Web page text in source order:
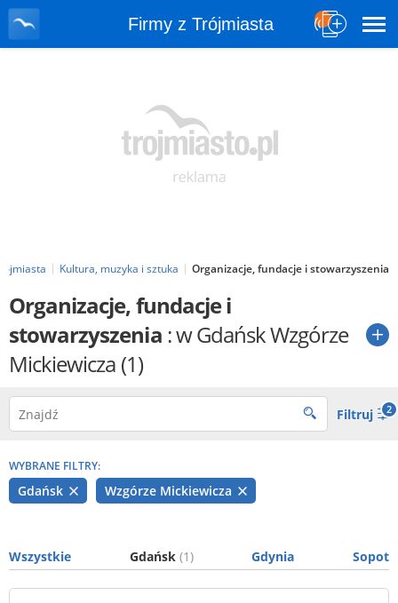
Firmy z Trójmiasta
Kultura, muzyka i sztuka Organizacje, fundacje i stowarzyszenia
Organizacje, fundacje i
stowarzyszenia : w Gdańsk Wzgórze
Mickiewicza (1)
Filtruj 2
WYBRANE FILTRY:
Gdańsk Wzgórze Mickiewicza
Wszystkie Gdańsk (1) Gdynia Sopot